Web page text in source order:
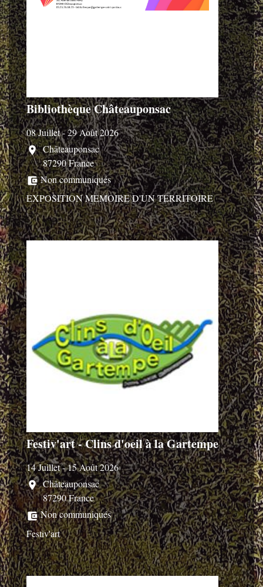
Bibliothèque Châteauponsac
08 Juillet - 29 Août 2026
location_on Châteauponsac
87290 France
account_balance_wallet Non communiqués
EXPOSITION MEMOIRE D'UN TERRITOIRE
Festiv'art - Clins d'oeil à la Gartempe
14 Juillet - 15 Août 2026
location_on Châteauponsac
87290 France
account_balance_wallet Non communiqués
Festiv'art